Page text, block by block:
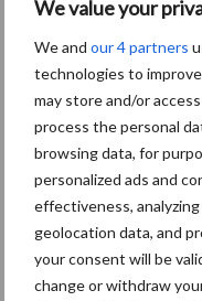
We value your
We and our 4 partners
technologies to
may store and/or
process the personal
browsing data, for
personalized ads and
effectiveness,
geolocation data, and
your consent will be
change or withdraw
Diergezondheid
Bedrijfsnieuws